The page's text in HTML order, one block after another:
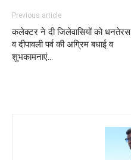
Previous article
कलेक्टर ने दी जिलेवासियों को धनतेरस
व दीपावली पर्व की अग्रिम बधाई व
शुभकामनाएं...